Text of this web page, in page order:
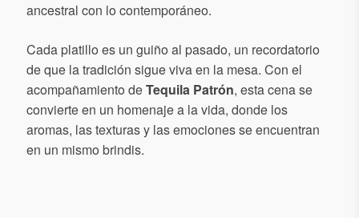
ancestral con lo contemporáneo.
Cada platillo es un guiño al pasado, un recordatorio
de que la tradición sigue viva en la mesa. Con el
acompañamiento deTequila Patrón, esta cena se
convierte en un homenaje a la vida, donde los
aromas, las texturas y las emociones se encuentran
en un mismo brindis.